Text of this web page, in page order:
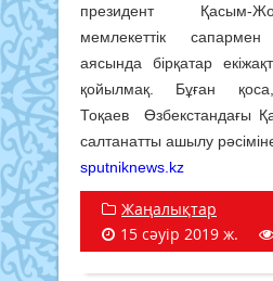
президент Қасым-
мемлекеттік
аясында бірқатар
қойылмақ. Бұған
Тоқаев Өзбекстандағы
салтанатты ашылу
sputniknews.kz
Жаңалықтар
15 сәуір 2019 ж.